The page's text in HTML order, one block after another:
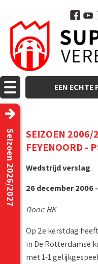
EEN ECHTE
Seizoen 2026/2027
SEIZOEN 2006/
FEYENOORD -
Wedstrijd verslag
26 december 2006
Door: HK
Op 2e kerstdag
in De Rotterdamse
met 1-1